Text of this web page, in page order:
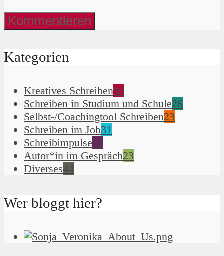
Kategorien
Kreatives Schreiben90
Schreiben in Studium und Schule26
Selbst-/Coachingtool Schreiben23
Schreiben im Job31
Schreibimpulse51
Autor*in im Gespräch23
Diverses44
Wer bloggt hier?